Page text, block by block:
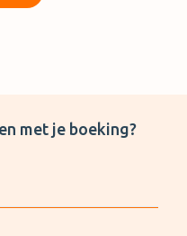
met je boeking?